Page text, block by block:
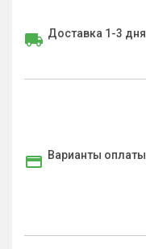
Доставка 1-3 дня
Варианты оплаты